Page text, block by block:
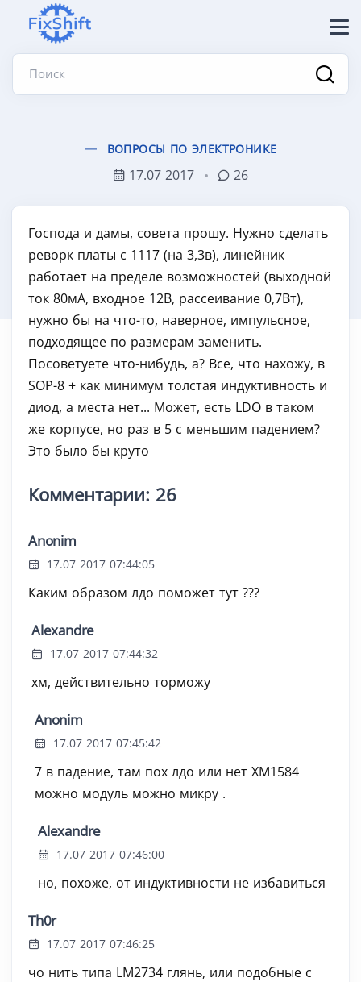
Поиск
ВОПРОСЫ ПО ЭЛЕКТРОНИКЕ
17.07 2017 26
Господа и дамы, совета прошу. Нужно сделать
реворк платы с 1117 (на 3,3в), линейник
работает на пределе возможностей (выходной
ток 80мА, входное 12В, рассеивание 0,7Вт),
нужно бы на что-то, наверное, импульсное,
подходящее по размерам заменить.
Посоветуете что-нибудь, а? Все, что нахожу, в
SOP-8 + как минимум толстая индуктивность и
диод, а места нет... Может, есть LDO в таком
же корпусе, но раз в 5 с меньшим падением?
Это было бы круто
Комментарии: 26
Anonim
17.07 2017 07:44:05
Каким образом лдо поможет тут ???
Alexandre
17.07 2017 07:44:32
хм, действительно торможу
Anonim
17.07 2017 07:45:42
7 в падение, там пох лдо или нет XM1584
можно модуль можно микру .
Alexandre
17.07 2017 07:46:00
но, похоже, от индуктивности не избавиться
Th0r
17.07 2017 07:46:25
чо нить типа LM2734 глянь, или подобные с